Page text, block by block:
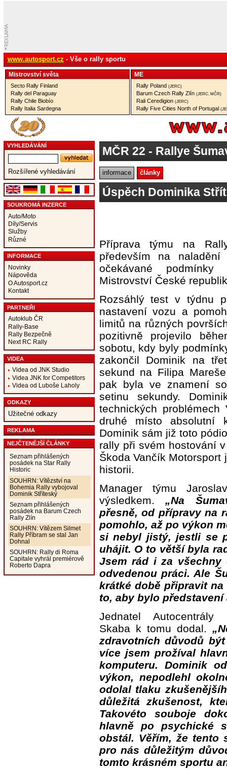
www.autosport.cz - Vše o rally sportu
Mistrovství­ světa
Secto Rally Finland
Rally del Paraguay
Rally Chile Biobío
Rally Italia Sardegna
ME
Rally Poland (JERC)
Barum Czech Rally Zlín (JERC, MČR)
Rali Ceredigion (JERC)
Rally Five Cities North of Portugal
VYHLEDÁVÁNÍ
Rozšířené vyhledávání
SOUKROMÁ INZERCE
Auto/Moto
Díly/Servis
Služby
Různé
INFORMACE
Novinky
Nápověda
O Autosport.cz
Kontakt
PARTNEŘI
Autoklub ČR
Rally-Base
Rally Bezpečně
Next RC Rally
VIDEA
Videa od JNK Studio
Videa JNK for Competitors
Videa od Luboše Laholy
ODKAZY
Užitečné odkazy
REKLAMA
NEJČTENĚJŠÍ ČLÁNKY
Seznam přihlášených
posádek na Star Rally
Historic
SOUHRN: Vítězství na
Bohemia Rally vybojoval
Dominik Stříteský
Seznam přihlášených
posádek na Barum Czech
Rally Zlín
SOUHRN: Vítězem Silmet
Rally Příbram se stal Jan
Dohnal
SOUHRN: Rally di Roma
Capitale vyhrál premiérově
Roberto Dapra
MČR 22 - Rallye
informace články
Úspěch Dominika
Příprava týmu na
především na
očekávané
Mistrovství České
Rozsáhlý test v týdnu
nastavení vozu a
limitů na různých
pozitivně projevilo
sobotu, kdy byly
zakončil Dominik na
sekund na Filipa
pak byla ve znamení
setinu sekundy.
technických
druhé místo absolutní
Dominik sám již toto
rally při svém hostování
Škoda Vančík
historii.
Manager týmu
výsledkem.„Na
přesně, od přípravy na
pomohlo, až po výkon
si nebyl jistý, jestli se
uhájit. O to větší byla
Jsem rád i za
odvedenou práci. Ale
krátké době připravit
to, aby bylo
Jednatel Autocentrály
Skaba k tomu dodal.
zdravotních důvodů
více jsem prožíval
komputeru. Dominik
výkon, nepodlehl
odolal tlaku
důležitá zkušenost,
Takovéto souboje
hlavně po psychické
obstál. Věřím, že
pro nás důležitým
tomto krásném sportu